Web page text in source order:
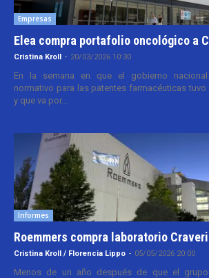
Empresas
Elea compra portafolio oncológico a
Cristina Kroll - 20/03/2026 10:30
En la semana en que el gobierno
normativo para las patentes farmacéuticas tuvo
y que va por...
Informes
Roemmers compra laboratorio Craveri
Cristina Kroll / Florencia Lippo - 05/05/2026 20:00
Menos de un año después de que el grupo